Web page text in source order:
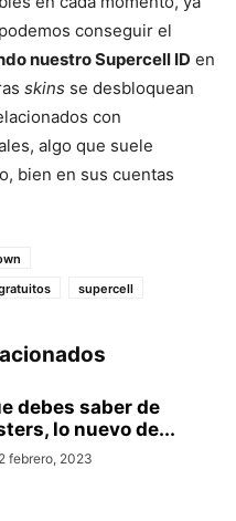
conseguir el
nuestro Supercell ID en
skins se desbloquean
con
algo que suele
bien en sus cuentas
supercell
debes saber de
lo nuevo de...
2 febrero, 2023